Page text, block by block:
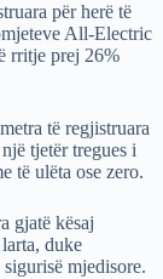
për herë të
All-Electric
rritje prej 26%
të regjistruara
tjetër tregues i
të ulëta ose zero.
gjatë kësaj
duke
mjedisore.